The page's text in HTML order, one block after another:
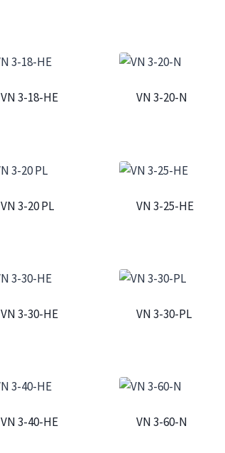
VN 3-18-HE VN 3-20-N
VN 3-20 PL VN 3-25-HE
VN 3-30-HE VN 3-30-PL
VN 3-40-HE VN 3-60-N